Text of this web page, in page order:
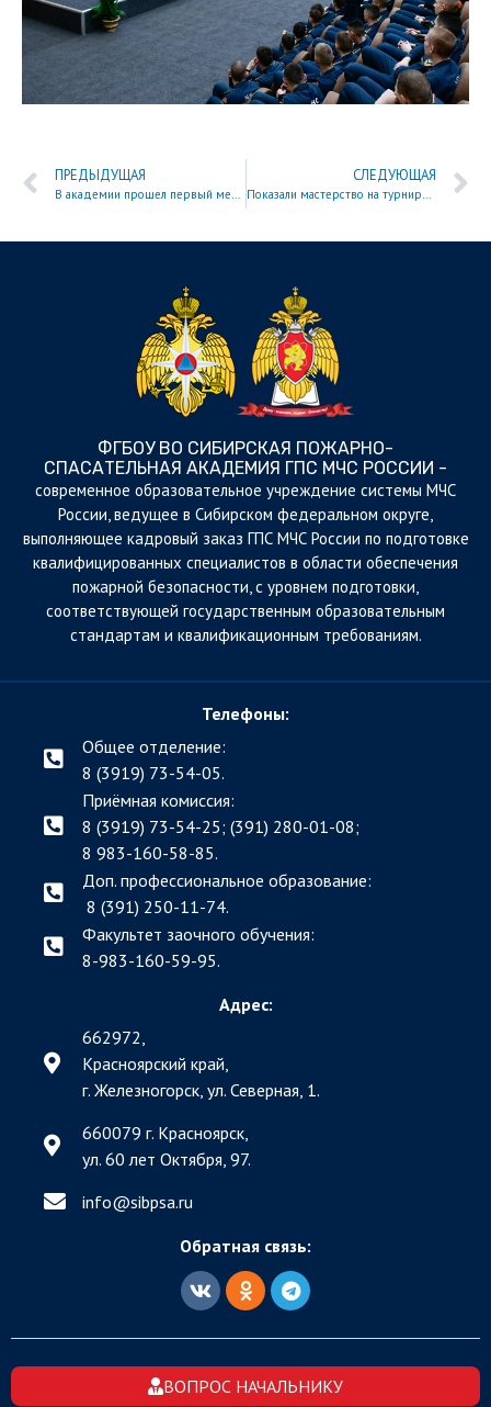
ПРЕДЫДУЩАЯ
В академии прошел первый межвузовский семинар под эгидой Совета молодых ученых
СЛЕДУЮЩАЯ
Показали мастерство на турнире по шахматам красноярского «Динамо»
ФГБОУ ВО СИБИРСКАЯ ПОЖАРНО-
СПАСАТЕЛЬНАЯ АКАДЕМИЯ ГПС МЧС РОССИИ -
cовременное образовательное учреждение системы МЧС
России, ведущее в Сибирском федеральном округе,
выполняющее кадровый заказ ГПС МЧС России по подготовке
квалифицированных специалистов в области обеспечения
пожарной безопасности, с уровнем подготовки,
соответствующей государственным образовательным
стандартам и квалификационным требованиям.
Телефоны:
Общее отделение:
8 (3919) 73-54-05.
Приёмная комиссия:
8 (3919) 73-54-25; (391) 280-01-08;
8 983-160-58-85.
Доп. профессиональное образование:
8 (391) 250-11-74.
Факультет заочного обучения:
8-983-160-59-95.
Адрес:
662972,
Красноярский край,
г. Железногорск, ул. Северная, 1.
660079 г. Красноярск,
ул. 60 лет Октября, 97.
info@sibpsa.ru
Обратная связь:
ВОПРОС НАЧАЛЬНИКУ